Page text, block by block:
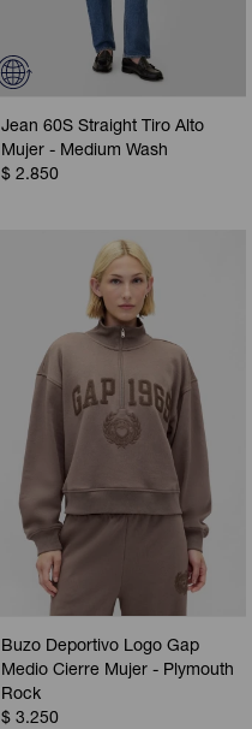
Jean 60S Straight Tiro Alto
Mujer - Medium Wash
$ 2.850
Buzo Deportivo Logo Gap
Medio Cierre Mujer - Plymouth
Rock
$ 3.250